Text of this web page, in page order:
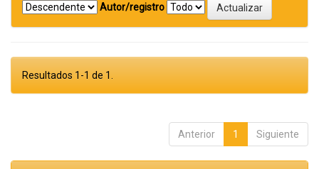
Autor/registro
Resultados 1-1 de 1.
Anterior 1 Siguiente